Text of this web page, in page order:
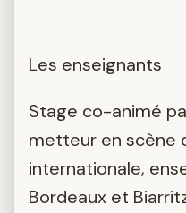
Les enseignants
Stage co-animé
metteur en scène
internationale,
Bordeaux et